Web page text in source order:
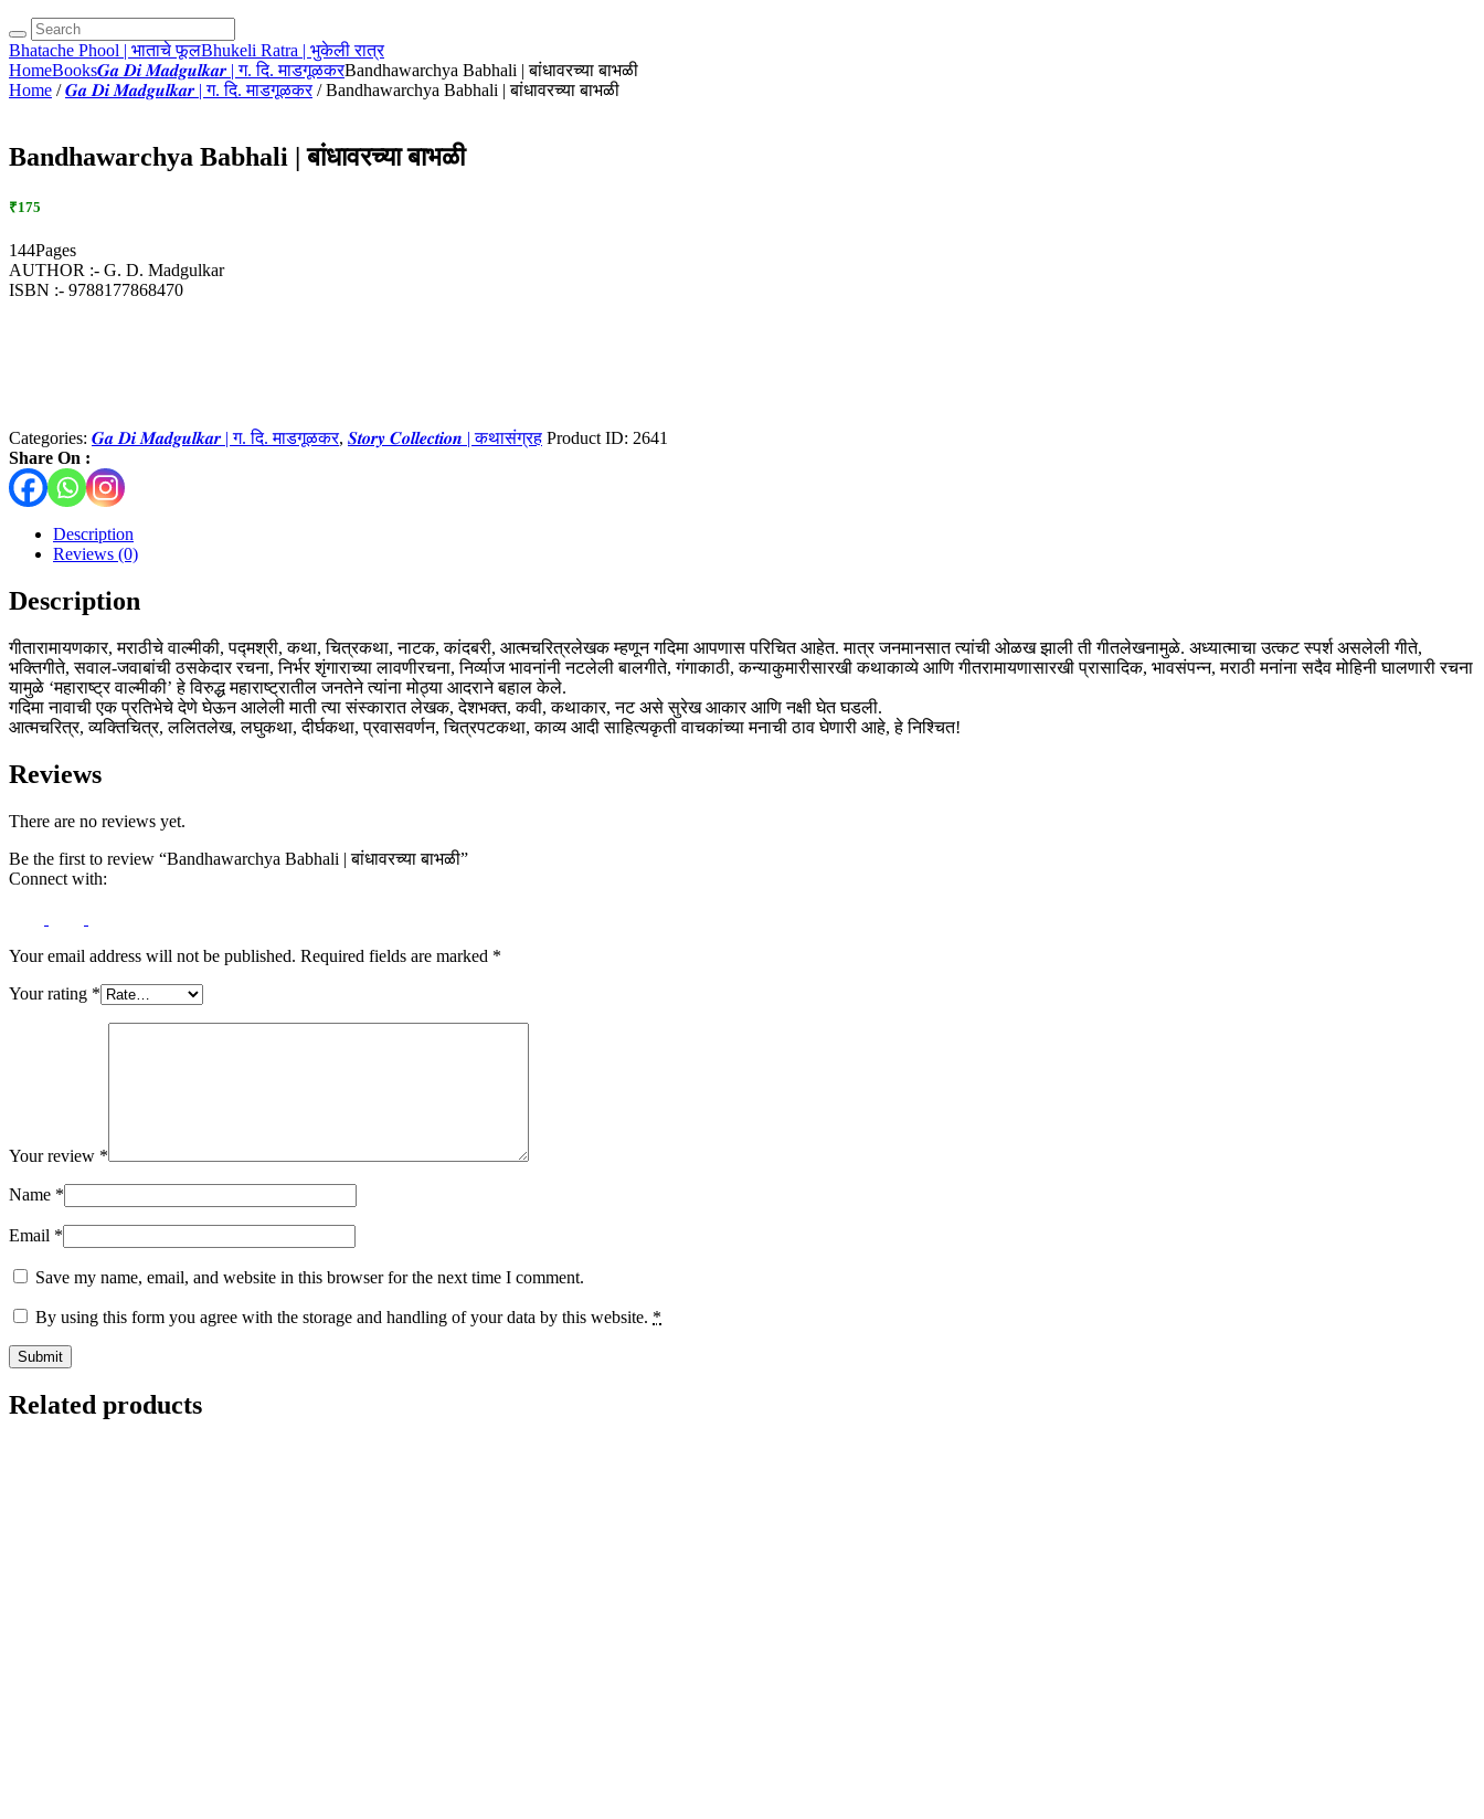
Bhatache Phool | भाताचे फूलBhukeli Ratra | भुकेली रात्र
HomeBooks𝑮𝒂 𝑫𝒊 𝑴𝒂𝒅𝒈𝒖𝒍𝒌𝒂𝒓 | ग. दि. माडगूळकरBandhawarchya Babhali | बांधावरच्या बाभळी
Home /𝑮𝒂 𝑫𝒊 𝑴𝒂𝒅𝒈𝒖𝒍𝒌𝒂𝒓 | ग. दि. माडगूळकर/ Bandhawarchya Babhali | बांधावरच्या बाभळी
Bandhawarchya Babhali | बांधावरच्या बाभळी
₹175
144Pages
AUTHOR :- G. D. Madgulkar
ISBN :- 9788177868470
Categories: 𝑮𝒂 𝑫𝒊 𝑴𝒂𝒅𝒈𝒖𝒍𝒌𝒂𝒓 | ग. दि. माडगूळकर, 𝑺𝒕𝒐𝒓𝒚 𝑪𝒐𝒍𝒍𝒆𝒄𝒕𝒊𝒐𝒏 | कथासंग्रह Product ID: 2641
Share On :
Description
Reviews (0)
Description
गीतारामायणकार, मराठीचे वाल्मीकी, पद्मश्री, कथा, चित्रकथा, नाटक, कांदबरी, आत्मचरित्रलेखक म्हणून गदिमा आपणास परिचित आहेत. मात्र जनमानसात त्यांची ओळख झाली ती गीतलेखनामुळे. अध्यात्माचा उत्कट स्पर्श असलेली गीते,
भक्तिगीते, सवाल-जवाबांची ठसकेदार रचना, निर्भर शृंगाराच्या लावणीरचना, निर्व्याज भावनांनी नटलेली बालगीते, गंगाकाठी, कन्याकुमारीसारखी कथाकाव्ये आणि गीतरामायणासारखी प्रासादिक, भावसंपन्न, मराठी मनांना सदैव मोहिनी घालणारी रचना
यामुळे ‘महाराष्ट्र वाल्मीकी’ हे विरुद्ध महाराष्ट्रातील जनतेने त्यांना मोठ्या आदराने बहाल केले.
गदिमा नावाची एक प्रतिभेचे देणे घेऊन आलेली माती त्या संस्कारात लेखक, देशभक्त, कवी, कथाकार, नट असे सुरेख आकार आणि नक्षी घेत घडली.
आत्मचरित्र, व्यक्तिचित्र, ललितलेख, लघुकथा, दीर्घकथा, प्रवासवर्णन, चित्रपटकथा, काव्य आदी साहित्यकृती वाचकांच्या मनाची ठाव घेणारी आहे, हे निश्चित!
Reviews
There are no reviews yet.
Be the first to review “Bandhawarchya Babhali | बांधावरच्या बाभळी”
Connect with:
Your email address will not be published. Required fields are marked *
Your rating *
Your review *
Name *
Email *
Save my name, email, and website in this browser for the next time I comment.
By using this form you agree with the storage and handling of your data by this website. *
Related products